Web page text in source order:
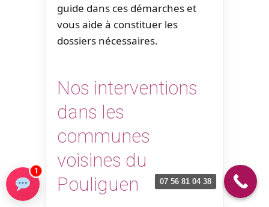
guide dans ces démarches et
vous aide à constituer les
dossiers nécessaires.
Nos interventions
dans les
communes
voisines du
Pouliguen
07 56 81 04 38
1